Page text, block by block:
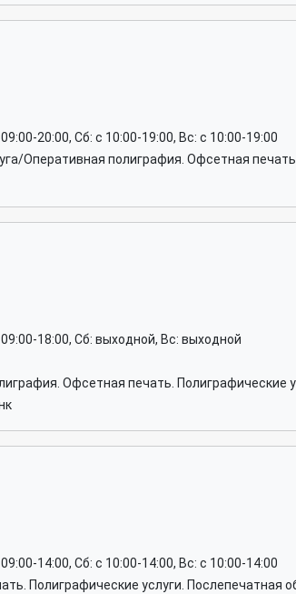
20:00, Сб: c 10:00-19:00, Вс: c 10:00-19:00
Оперативная полиграфия. Офсетная
18:00, Сб: выходной, Вс: выходной
Офсетная печать. Полиграфические
14:00, Сб: c 10:00-14:00, Вс: c 10:00-14:00
Полиграфические услуги. Послепечатная